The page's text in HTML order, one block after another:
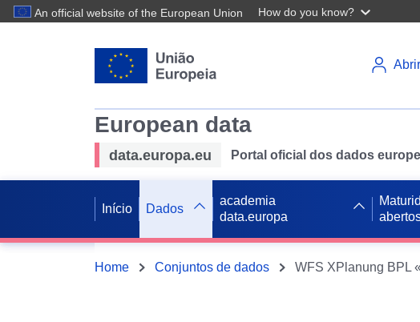
An official website of the European Union How do you know?
European data
data.europa.eu Portal oficial dos dados
Início Dados
academia
data.europa
Home Conjuntos de dados WFS XPlanung BPL